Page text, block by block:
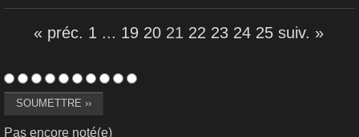
« préc. 1 ... 19 20 21 22 23 24 25 suiv. »
Pas encore noté(e)